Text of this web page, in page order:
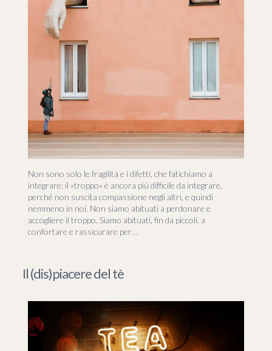
Non sono solo le fragilità e i difetti, che fatichiamo a
integrare: il «troppo» è ancora più difficile da integrare,
perché non suscita compassione negli altri, e quindi
nemmeno in noi. Non siamo abituati a perdonare e
accogliere il troppo. Siamo abituati, fin da piccoli, a
confortare e rassicurare per…
Il (dis)piacere del tè